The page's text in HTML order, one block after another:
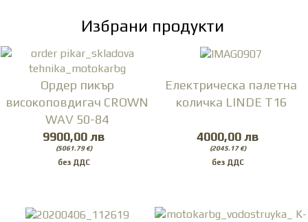
Избрани продукти
Ордер пикър
високоповдигач CROWN
WAV 50-84
9900,00 лв
(5061.79 €)
Електрическа палетна
количка LINDE T16
4000,00 лв
(2045.17 €)